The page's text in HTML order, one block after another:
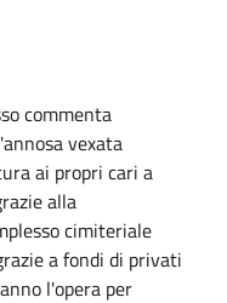
commenta
vexata
ai propri cari a
alla
cimiteriale
a fondi di privati
l'opera per